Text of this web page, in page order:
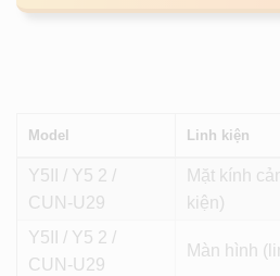
Model Linh kiện
Y5II / Y5 2 /
CUN-U29
Mặt kính
kiện)
Y5II / Y5 2 /
CUN-U29
Màn hình